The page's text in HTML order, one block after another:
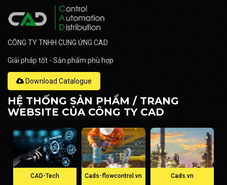
CÔNG TY TNHH CUNG ỨNG CAD
Giải pháp tốt - Sản phẩm phù hợp
Download Catalogue
HỆ THỐNG SẢN PHẨM / TRANG
WEBSITE CỦA CÔNG TY CAD
CAD-Tech Cads-flowcontrol.vn Cads.vn